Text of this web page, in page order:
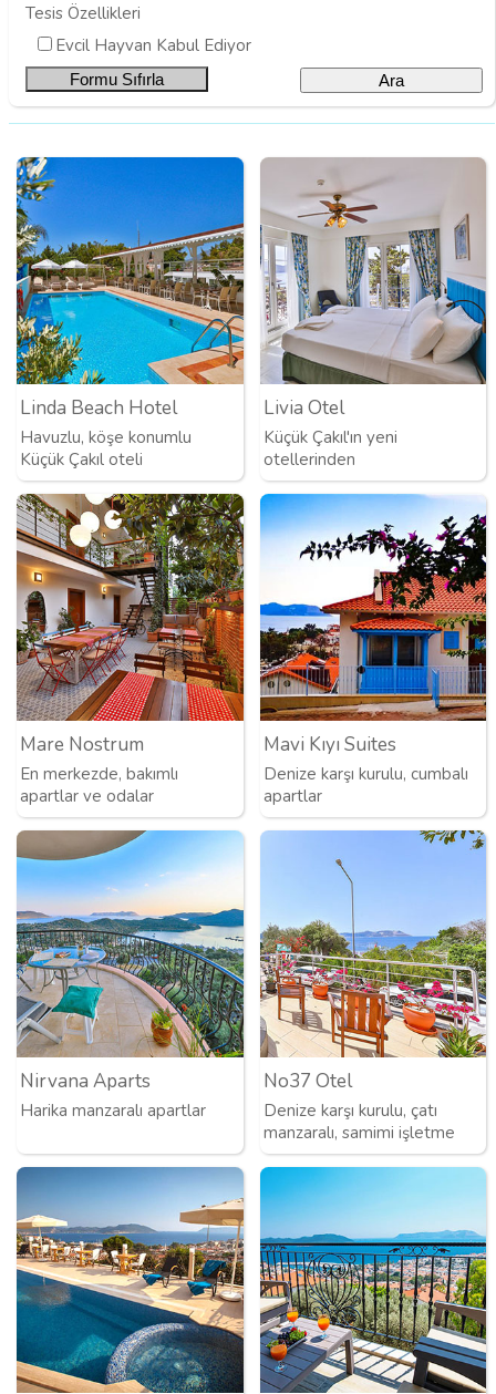
Tesis Özellikleri
Evcil Hayvan Kabul Ediyor
Linda Beach Hotel
Havuzlu, köşe konumlu
Küçük Çakıl oteli
Livia Otel
Küçük Çakıl'ın yeni
otellerinden
Mare Nostrum
En merkezde, bakımlı
apartlar ve odalar
Mavi Kıyı Suites
Denize karşı kurulu, cumbalı
apartlar
Nirvana Aparts
Harika manzaralı apartlar
No37 Otel
Denize karşı kurulu, çatı
manzaralı, samimi işletme